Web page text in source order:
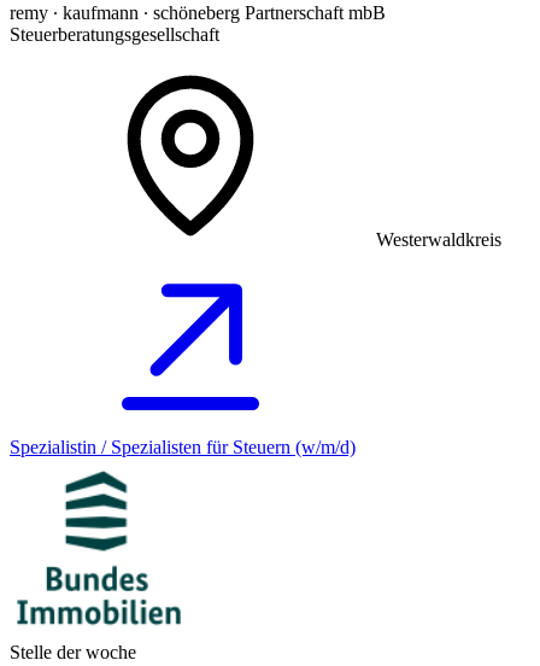
remy ∙ kaufmann ∙ schöneberg Partnerschaft mbB
Steuerberatungsgesellschaft
Westerwaldkreis
Spezialistin / Spezialisten für Steuern (w/m/d)
Stelle der woche